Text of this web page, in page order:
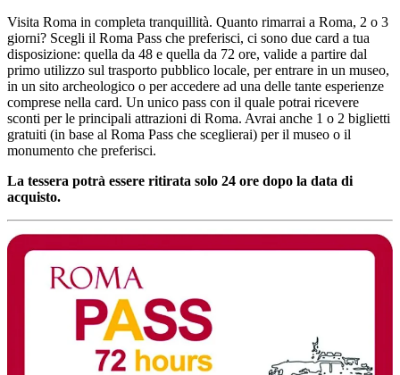
Visita Roma in completa tranquillità. Quanto rimarrai a Roma, 2 o 3
giorni? Scegli il Roma Pass che preferisci, ci sono due card a tua
disposizione: quella da 48 e quella da 72 ore, valide a partire dal
primo utilizzo sul trasporto pubblico locale, per entrare in un museo,
in un sito archeologico o per accedere ad una delle tante esperienze
comprese nella card. Un unico pass con il quale potrai ricevere
sconti per le principali attrazioni di Roma. Avrai anche 1 o 2 biglietti
gratuiti (in base al Roma Pass che sceglierai) per il museo o il
monumento che preferisci.
La tessera potrà essere ritirata solo 24 ore dopo la data di
acquisto.